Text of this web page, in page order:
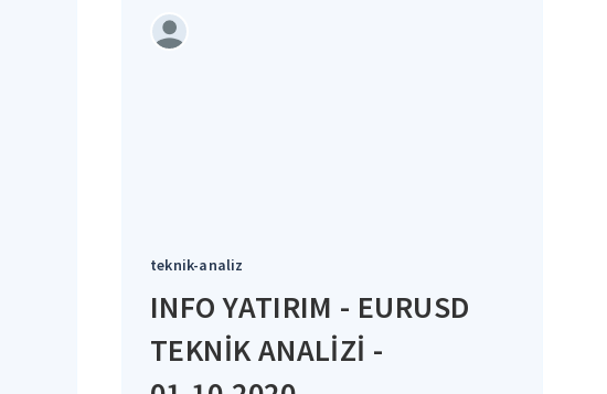
teknik-analiz
INFO YATIRIM - EURUSD
TEKNİK ANALİZİ -